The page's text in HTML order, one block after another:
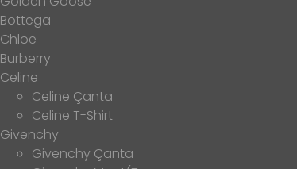
Bottega
Chloe
Burberry
Celine
Celine Çanta
Celine T-Shirt
Givenchy
Givenchy Çanta